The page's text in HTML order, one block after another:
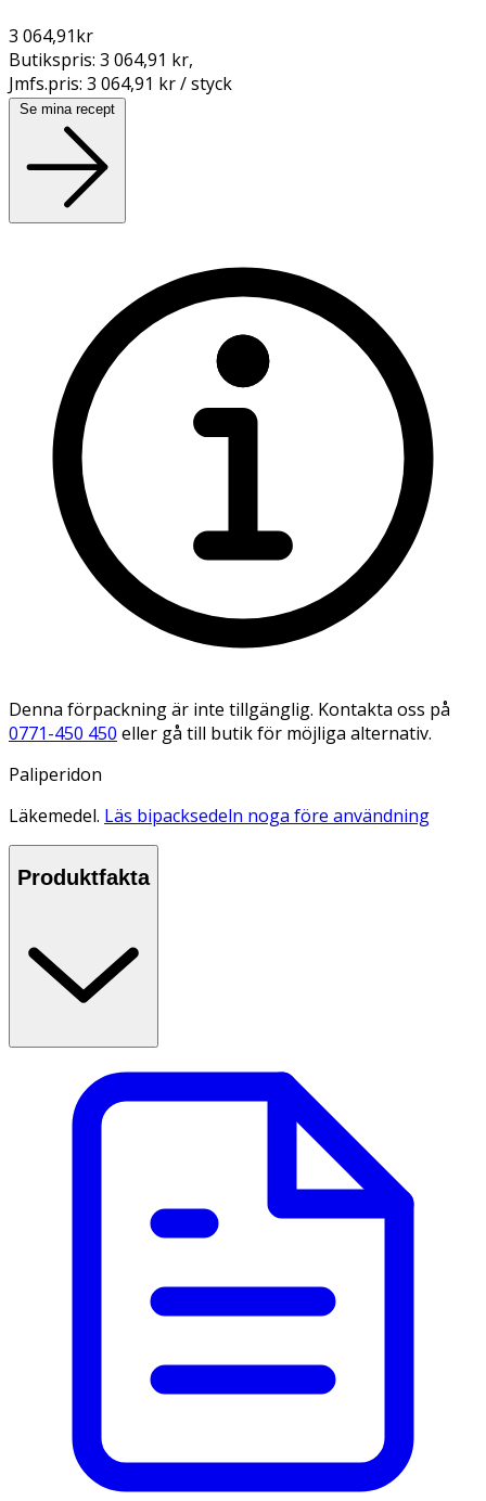
3 064,91kr
Butikspris: 3 064,91 kr,
Jmfs.pris: 3 064,91 kr / styck
Se mina recept
Denna förpackning är inte tillgänglig. Kontakta oss på
0771-450 450 eller gå till butik för möjliga alternativ.
Paliperidon
Läkemedel. Läs bipacksedeln noga före användning
Produktfakta